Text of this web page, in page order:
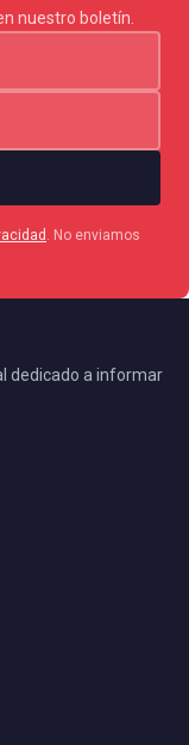
nuestro boletín.
. No enviamos
dedicado a informar